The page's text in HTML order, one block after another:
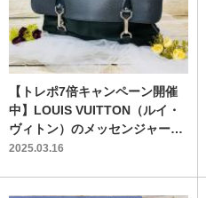
【トレポ7倍キャンペーン開催
中】LOUIS VUITTON（ルイ・
ヴィトン）のメッセンジャーバ
ッグ"M30162"を買取入荷いた
2025.03.16